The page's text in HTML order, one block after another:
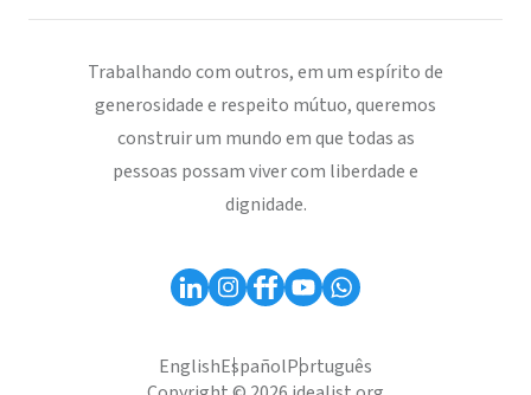
Trabalhando com outros, em um espírito de
generosidade e respeito mútuo, queremos
construir um mundo em que todas as
pessoas possam viver com liberdade e
dignidade.
EnglishEspañolPortuguês